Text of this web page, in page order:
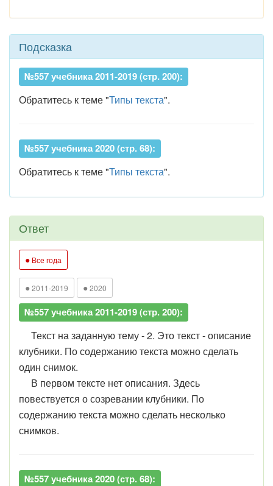
Подсказка
№557 учебника 2011-2019 (стр. 200):
Обратитесь к теме "Типы текста".
№557 учебника 2020 (стр. 68):
Обратитесь к теме "Типы текста".
Ответ
● Все года
● 2011-2019 ● 2020
№557 учебника 2011-2019 (стр. 200):
Текст на заданную тему - 2. Это текст - описание
клубники. По содержанию текста можно сделать
один снимок.
В первом тексте нет описания. Здесь
повествуется о созревании клубники. По
содержанию текста можно сделать несколько
снимков.
№557 учебника 2020 (стр. 68):